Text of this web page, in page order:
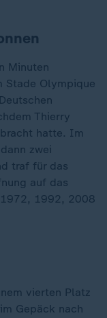
Minuten
Stade Olympique
Thierry
hatte. Im
zwei
traf für das
auf das
1992, 2008
vierten Platz
Gepäck nach